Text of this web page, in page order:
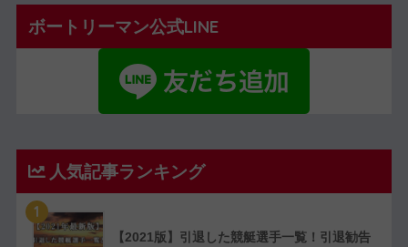
ボートリーマン公式LINE
人気記事ランキング
1
【2021版】引退した競艇選手一覧！引退勧告